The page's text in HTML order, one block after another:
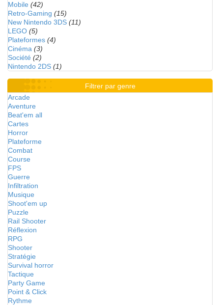
Mobile (42)
Retro-Gaming (15)
New Nintendo 3DS (11)
LEGO (5)
Plateformes (4)
Cinéma (3)
Société (2)
Nintendo 2DS (1)
Filtrer par genre
Arcade
Aventure
Beat'em all
Cartes
Horror
Plateforme
Combat
Course
FPS
Guerre
Infiltration
Musique
Shoot'em up
Puzzle
Rail Shooter
Réflexion
RPG
Shooter
Stratégie
Survival horror
Tactique
Party Game
Point & Click
Rythme